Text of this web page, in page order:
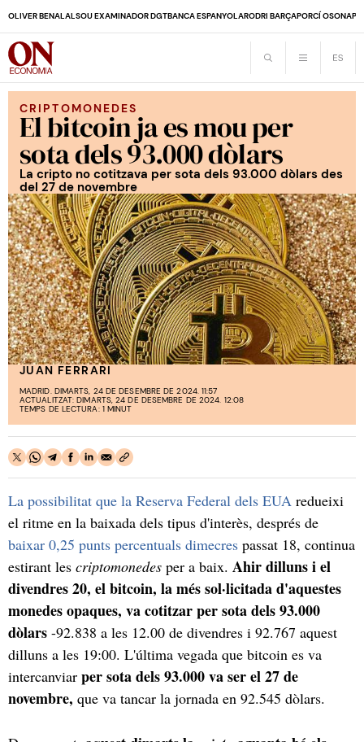
OLIVER BENALALSOU EXAMINADOR DGTBANCA ESPANYOLARODRI BARÇAPORCÍ OSONA
CRIPTOMONEDES
El bitcoin ja es mou per
sota dels 93.000 dòlars
La cripto no cotitzava per sota dels 93.000 dòlars des
del 27 de novembre
JUAN FERRARI
MADRID. DIMARTS, 24 DE DESEMBRE DE 2024. 11:57
ACTUALITZAT: DIMARTS, 24 DE DESEMBRE DE 2024. 12:08
TEMPS DE LECTURA: 1 MINUT
La possibilitat que la Reserva Federal dels EUA redueixi
el ritme en la baixada dels tipus d'interès, després de
baixar 0,25 punts percentuals dimecres passat 18, continua
estirant les criptomonedes per a baix. Ahir dilluns i el
divendres 20, el bitcoin, la més sol·licitada d'aquestes
monedes opaques, va cotitzar per sota dels 93.000
dòlars -92.838 a les 12.00 de divendres i 92.767 aquest
dilluns a les 19:00. L'última vegada que bitcoin es va
intercanviar per sota dels 93.000 va ser el 27 de
novembre, que va tancar la jornada en 92.545 dòlars.